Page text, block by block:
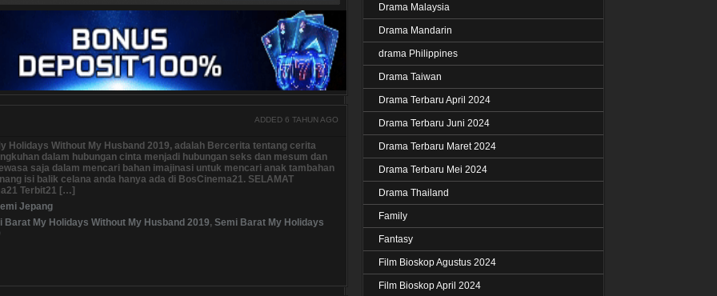
ADDED 6 TAHUN AGO
Holidays Without My Husband 2019, adalah Bercerita tentang cerita
dalam hubungan cinta menjadi hubungan seks dan mesum dan
saja dalam mencari bahan imajinasi untuk mencari anak tambahan
isi balik celana anda hanya ada di BosCinema21. SELAMAT
Terbit21 […]
Jepang
Barat My Holidays Without My Husband 2019, Semi Barat My Holidays
Drama Malaysia
Drama Mandarin
drama Philippines
Drama Taiwan
Drama Terbaru April 2024
Drama Terbaru Juni 2024
Drama Terbaru Maret 2024
Drama Terbaru Mei 2024
Drama Thailand
Family
Fantasy
Film Bioskop Agustus 2024
Film Bioskop April 2024